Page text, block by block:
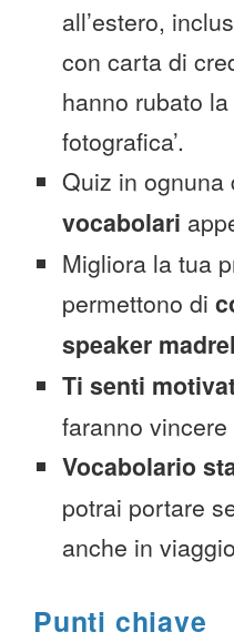
all’estero,
con carta di
hanno rubato
fotografica’.
Quiz in ognuna
vocabolari
Migliora la tua
permettono di
speaker
Ti senti
faranno
Vocabolario
potrai portare
anche in
Punti chiave